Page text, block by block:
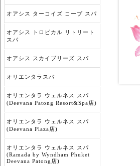
オアシス ターコイズ コーブ スパ
オアシス トロピカル リトリート
スパ
オアシス スカイブリーズ スパ
オリエンタラスパ
オリエンタラ ウェルネス スパ
(Deevana Patong Resort&Spa店)
オリエンタラ ウェルネス スパ
(Deevana Plaza店)
オリエンタラ ウェルネス スパ
(Ramada by Wyndham Phuket
Deevana Patong店)